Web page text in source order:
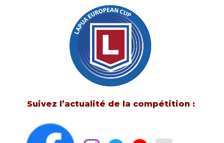
Suivez l’actualité de la compétition :